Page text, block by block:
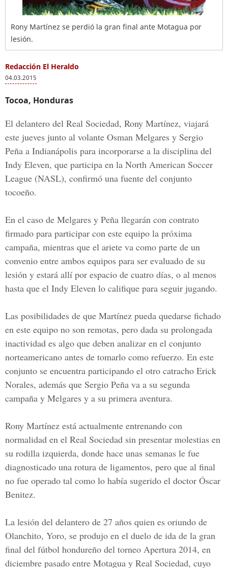
Rony Martínez se perdió la gran final ante Motagua por
lesión.
Redacción El Heraldo
04.03.2015
Tocoa, Honduras
El delantero del Real Sociedad, Rony Martínez, viajará
este jueves junto al volante Osman Melgares y Sergio
Peña a Indianápolis para incorporarse a la disciplina del
Indy Eleven, que participa en la North American Soccer
League (NASL), confirmó una fuente del conjunto
tocoeño.
En el caso de Melgares y Peña llegarán con contrato
firmado para participar con este equipo la próxima
campaña, mientras que el ariete va como parte de un
convenio entre ambos equipos para ser evaluado de su
lesión y estará allí por espacio de cuatro días, o al menos
hasta que el Indy Eleven lo califique para seguir jugando.
Las posibilidades de que Martínez pueda quedarse fichado
en este equipo no son remotas, pero dada su prolongada
inactividad es algo que deben analizar en el conjunto
norteamericano antes de tomarlo como refuerzo. En este
conjunto se encuentra participando el otro catracho Erick
Norales, además que Sergio Peña va a su segunda
campaña y Melgares y a su primera aventura.
Rony Martínez está actualmente entrenando con
normalidad en el Real Sociedad sin presentar molestias en
su rodilla izquierda, donde hace unas semanas le fue
diagnosticado una rotura de ligamentos, pero que al final
no fue operado tal como lo había sugerido el doctor Óscar
Benitez.
La lesión del delantero de 27 años quien es oriundo de
Olanchito, Yoro, se produjo en el duelo de ida de la gran
final del fútbol hondureño del torneo Apertura 2014, en
diciembre pasado entre Motagua y Real Sociedad, cuyo